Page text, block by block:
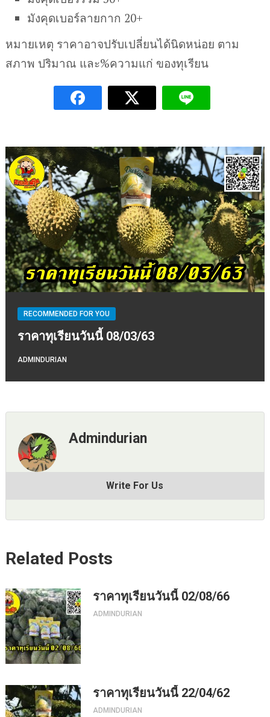
มังคุดเบอร์ลายกาก 20+
หมายเหตุ ราคาอาจปรับเปลี่ยนได้นิดหน่อย ตาม
สภาพ ปริมาณ และ%ความแก่ ของทุเรียน
RECOMMENDED FOR YOU
ราคาทุเรียนวันนี้ 08/03/63
ADMINDURIAN
Admindurian
Write For Us
Related Posts
ราคาทุเรียนวันนี้ 02/08/66
ADMINDURIAN
ราคาทุเรียนวันนี้ 22/04/62
ADMINDURIAN